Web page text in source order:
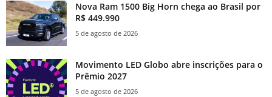
Nova Ram 1500 Big Horn chega ao Brasil por
R$ 449.990
5 de agosto de 2026
Movimento LED Globo abre inscrições para o
Prêmio 2027
5 de agosto de 2026